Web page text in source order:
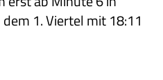
1. Viertel mit 18:11